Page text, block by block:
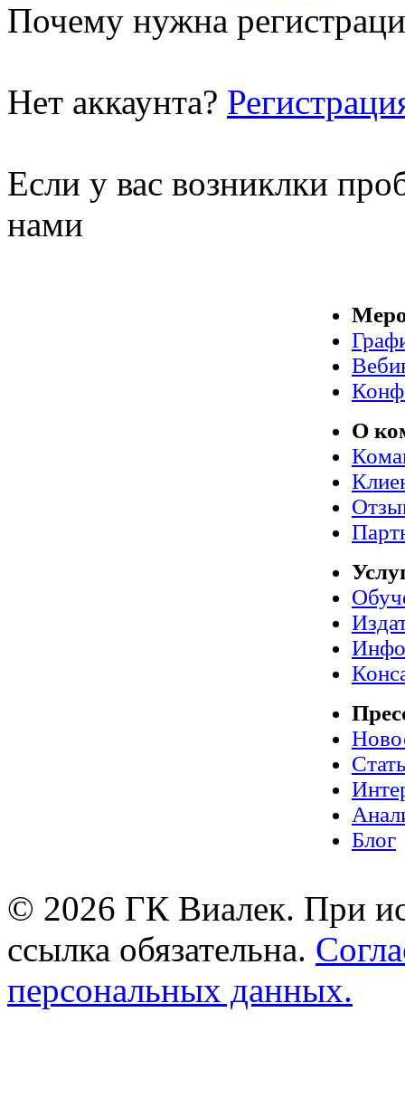
Почему нужна
Нет аккаунта?
Если у вас возниклки
нами
О
Блог
© 2026 ГК Виалек. При
ссылка обязательна.
персональных данных.